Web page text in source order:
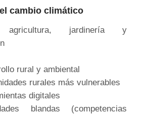
cambio climático
agricultura, jardinería y
rural y ambiental
rurales más vulnerables
digitales
blandas (competencias